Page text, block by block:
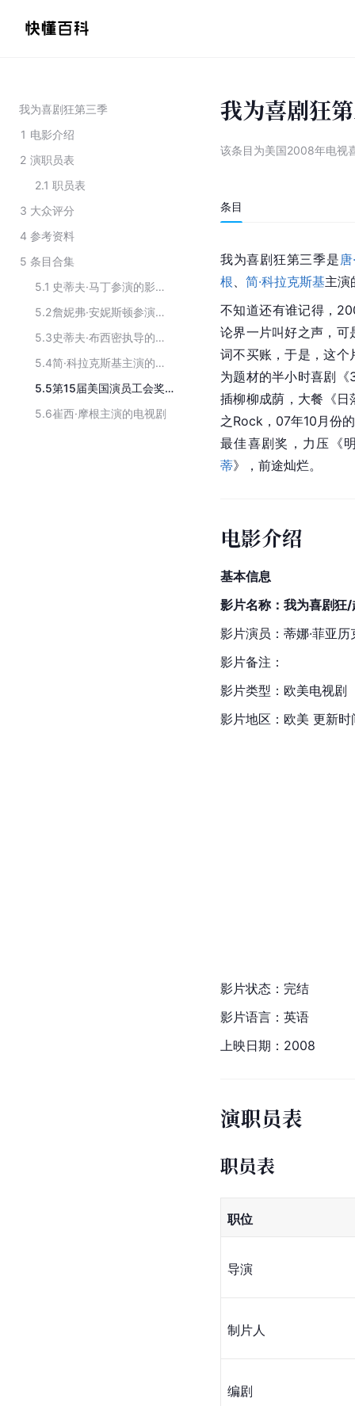
我为喜剧狂第三季
1 电影介绍
2 演职员表
2.1 职员表
3 大众评分
4 参考资料
5 条目合集
5.1
史蒂夫·马丁参演的影视作品
5.2
詹妮弗·安妮斯顿参演的影视作品
5.3
史蒂夫·布西密执导的作品
5.4
简·科拉克斯基主演的电视剧
5.5
第15届美国演员工会奖获奖作品
5.6崔西·摩根主演的电视剧
我为喜剧狂
该条目为美国2008年电视
条目
我为喜剧狂第三季是
根
简·科拉克斯基主演
不知道还有谁记得，
论界一片叫好之声，可
词不买账，于是，这个
为题材的半小时喜剧
插柳柳成荫，大餐《
之Rock，07年10月份的
最佳喜剧奖，力压《
蒂》，前途灿烂。
电影介绍
基本信息
影片名称：我为喜剧狂
影片演员：蒂娜·菲亚历
影片备注：
影片类型：欧美电视剧
影片地区：欧美 更新
影片状态：完结
影片语言： 英语
上映日期：2008
演职员表
职员表
职位
导演
制片人
编剧